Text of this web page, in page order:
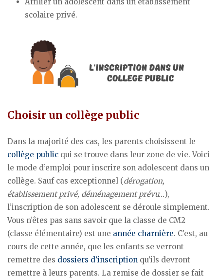
scolaire privé.
Choisir un collège public
Dans la majorité des cas, les parents choisissent le
collège public qui se trouve dans leur zone de vie. Voici
le mode d’emploi pour inscrire son adolescent dans un
collège. Sauf cas exceptionnel (dérogation,
établissement privé, déménagement prévu…),
l’inscription de son adolescent se déroule simplement.
Vous n’êtes pas sans savoir que la classe de CM2
(classe élémentaire) est une année charnière. C’est, au
cours de cette année, que les enfants se verront
remettre des dossiers d’inscription qu’ils devront
remettre à leurs parents. La remise de dossier se fait